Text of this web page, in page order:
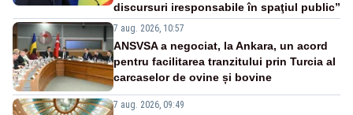
discursuri iresponsabile în spaţiul public”
7 aug. 2026, 10:57
ANSVSA a negociat, la Ankara, un acord
pentru facilitarea tranzitului prin Turcia al
carcaselor de ovine și bovine
7 aug. 2026, 09:49